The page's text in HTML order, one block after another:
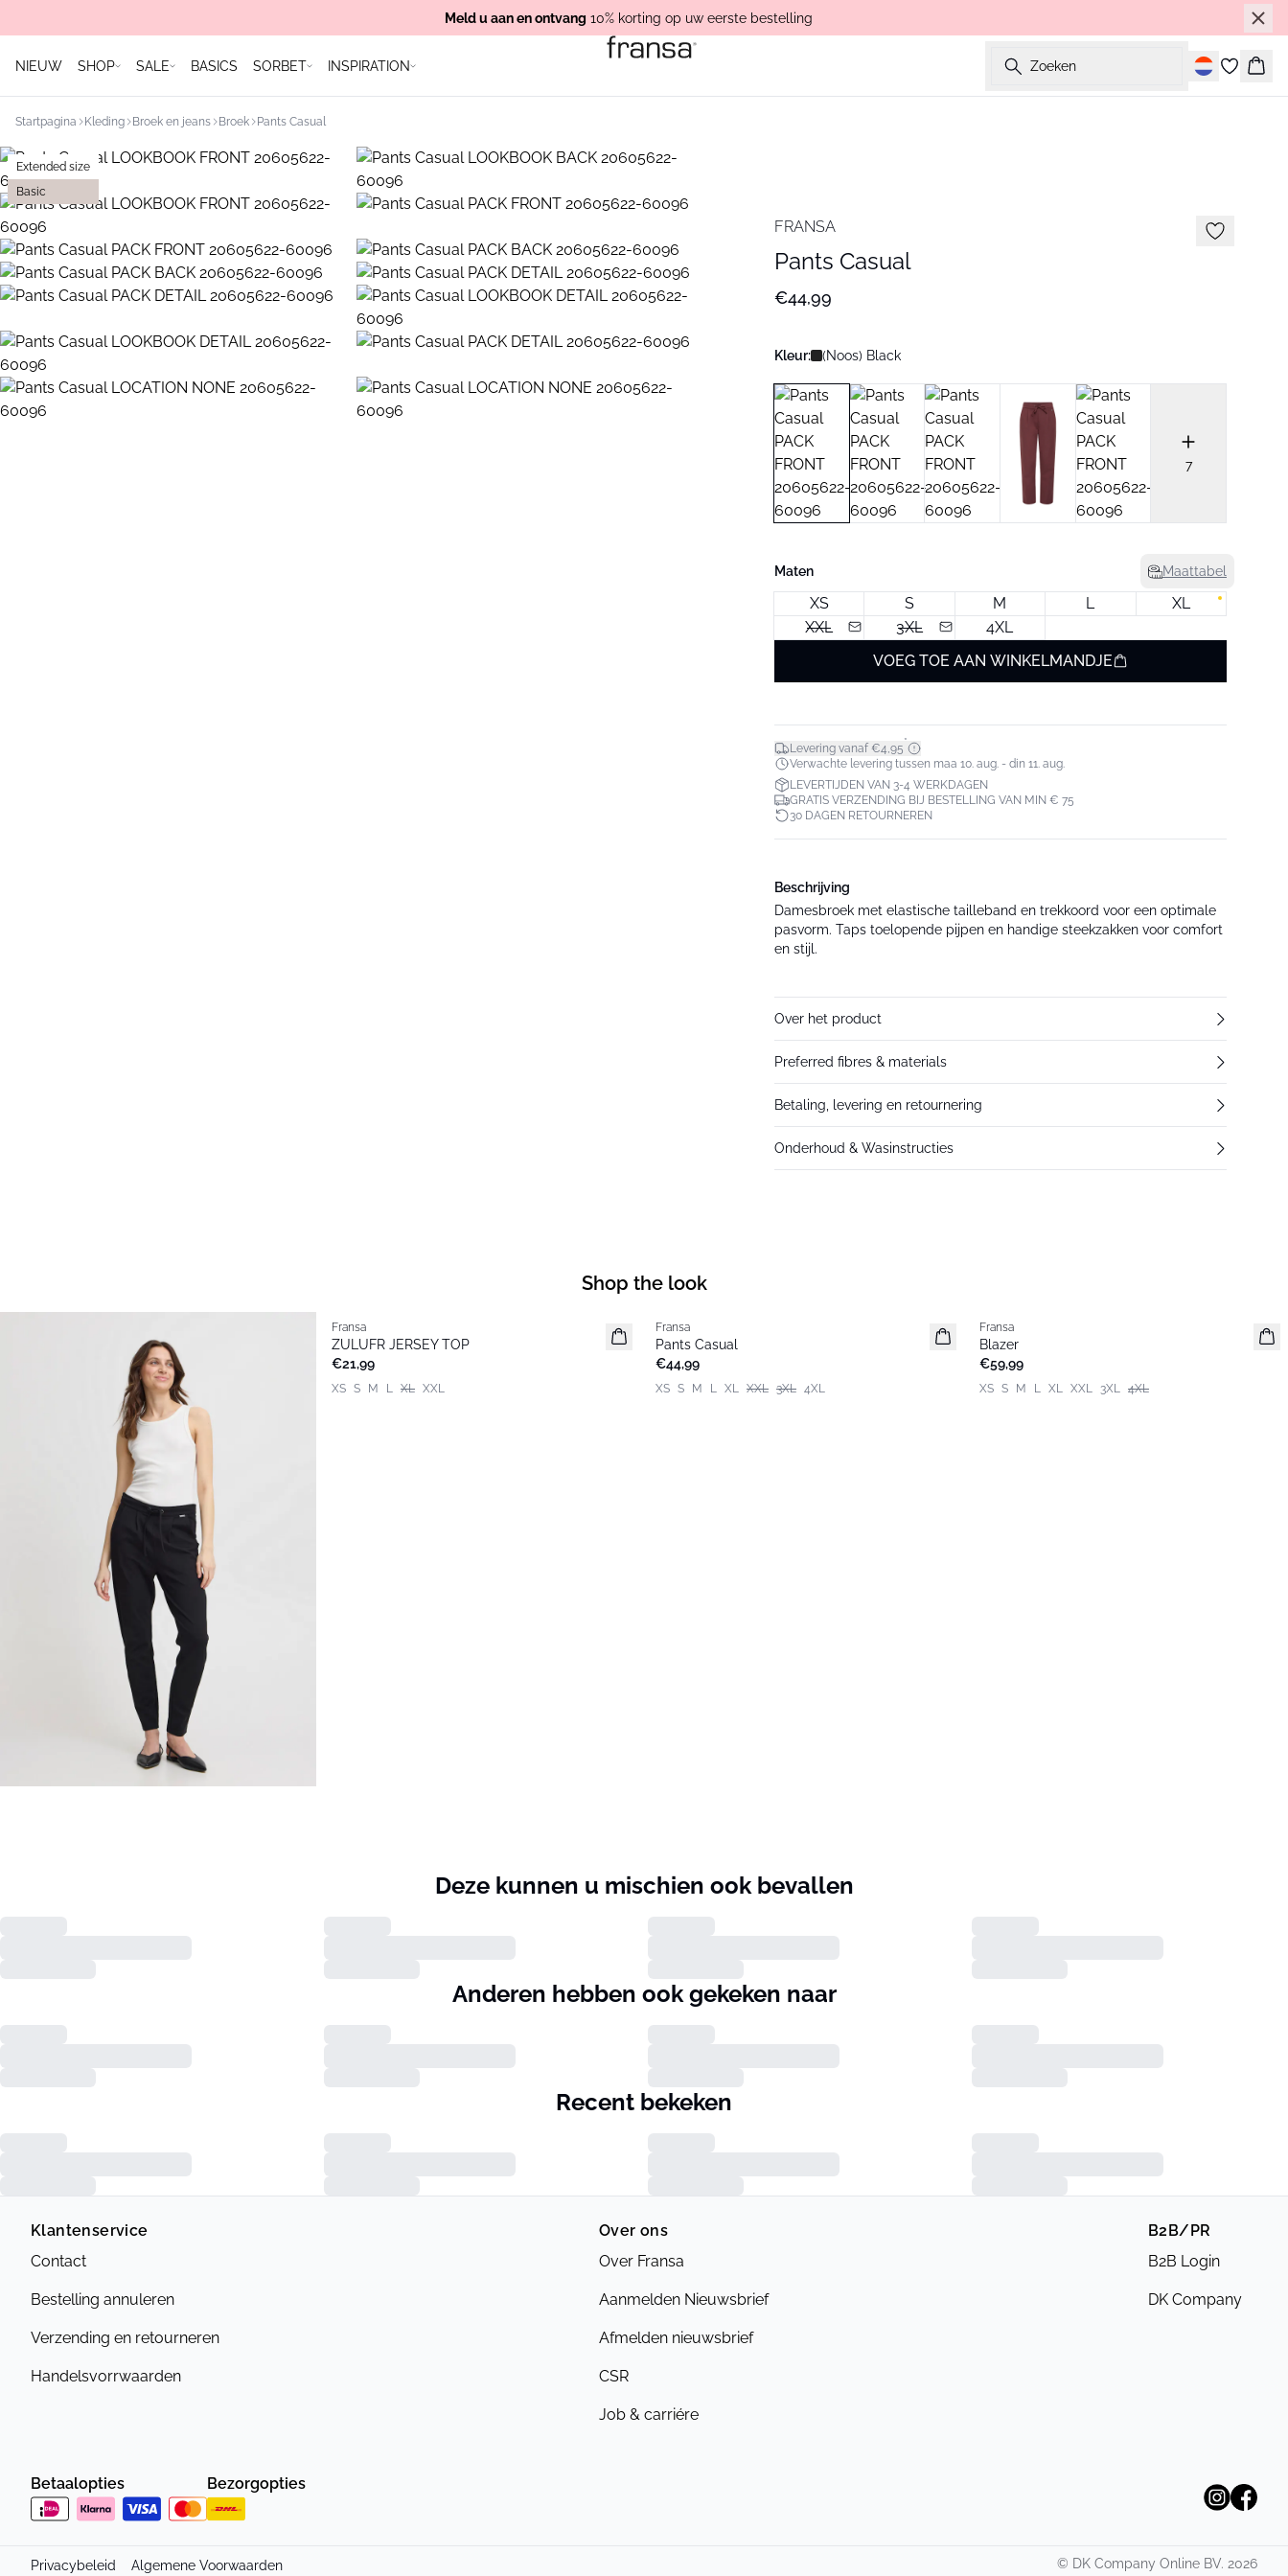
Meld u aan en ontvang 10% korting op uw eerste bestelling
NIEUW SHOP SALE BASICS SORBET INSPIRATION Zoeken
Startpagina Kleding Broek en jeans Broek Pants Casual
Extended size
Basic
FRANSA
Pants Casual
€44,99
Kleur: (Noos) Black
7
Maten Maattabel
XS S M L
XL
XXL
3XL
4XL
VOEG TOE AAN WINKELMANDJE
Levering vanaf €4,95*
Verwachte levering tussen maa 10. aug. - din 11. aug.
LEVERTIJDEN VAN 3-4 WERKDAGEN
GRATIS VERZENDING BIJ BESTELLING VAN MIN € 75
30 DAGEN RETOURNEREN
Beschrijving
Damesbroek met elastische tailleband en trekkoord voor een optimale
pasvorm. Taps toelopende pijpen en handige steekzakken voor comfort
en stijl.
Over het product
Preferred fibres & materials
Betaling, levering en retournering
Onderhoud & Wasinstructies
Shop the look
Basic
Fransa
ZULUFR JERSEY TOP
€21,99
XS S M L XL XXL
Extended size
Fransa
Pants Casual
€44,99
XS S M L XL XXL 3XL 4XL
Extended size
Fransa
Blazer
€59,99
XS S M L XL XXL 3XL 4XL
Deze kunnen u mischien ook bevallen
Anderen hebben ook gekeken naar
Recent bekeken
Klantenservice
Contact
Bestelling annuleren
Verzending en retourneren
Handelsvorrwaarden
Over ons
Over Fransa
Aanmelden Nieuwsbrief
Afmelden nieuwsbrief
CSR
Job & carriére
B2B/PR
B2B Login
DK Company
Betaalopties Bezorgopties
Privacybeleid Algemene Voorwaarden © DK Company Online BV. 2026